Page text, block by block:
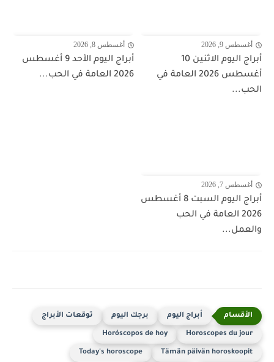
أغسطس 9, 2026
أبراج اليوم الاثنين 10
أغسطس 2026 العامة في
الحب...
أغسطس 8, 2026
أبراج اليوم الأحد 9 أغسطس
2026 العامة في الحب...
أغسطس 7, 2026
أبراج اليوم السبت 8 أغسطس
2026 العامة في الحب
والعمل...
أبراج اليوم برجك اليوم توقعات الأبراج
Horoscopes du jour
Horóscopos de hoy
Tämän päivän horoskoopit
Today's horoscope